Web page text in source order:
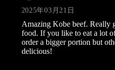
2025年03月21日
Amazing Kobe beef. Really
food. If you like to eat a lot
order a bigger portion but
delicious!